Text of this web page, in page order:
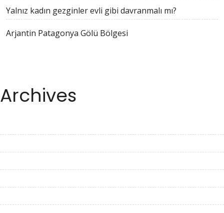
Yalnız kadın gezginler evli gibi davranmalı mı?
Arjantin Patagonya Gölü Bölgesi
Archives